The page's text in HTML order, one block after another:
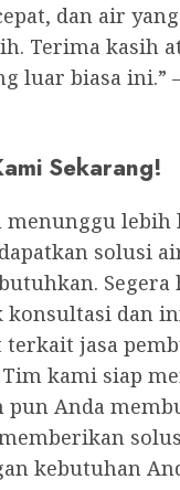
dan air
Terima kasih
luar biasa ini.”
Sekarang!
menunggu lebih
solusi
dan
jasa
kami siap
pun Anda
kebutuhan